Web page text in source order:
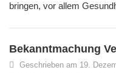
bringen, vor allem
Bekanntmachung
Geschrieben am 19.